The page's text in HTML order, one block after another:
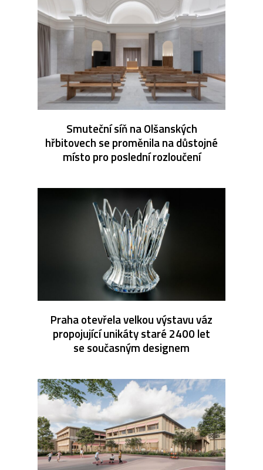
Smuteční síň na Olšanských
hřbitovech se proměnila na důstojné
místo pro poslední rozloučení
Praha otevřela velkou výstavu váz
propojující unikáty staré 2400 let
se současným designem